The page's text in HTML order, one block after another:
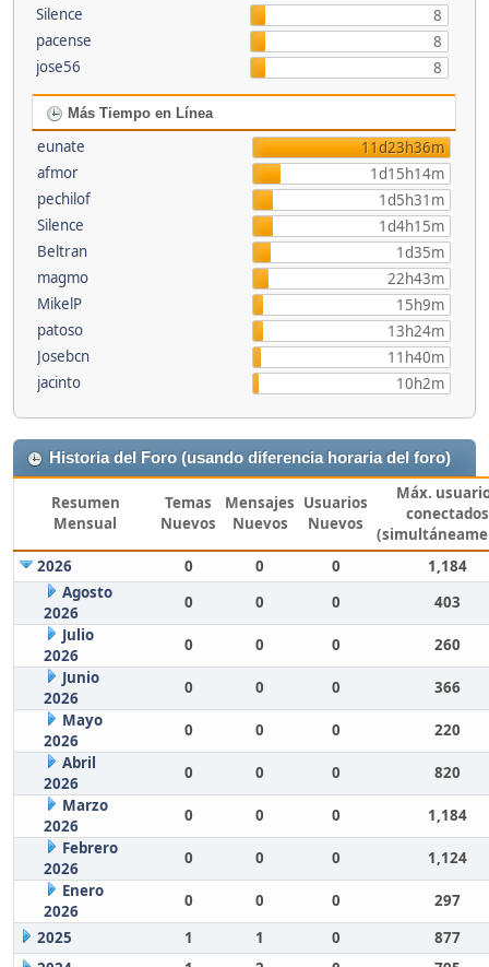
Silence
8
pacense
8
jose56
8
Más Tiempo en Línea
eunate
11d23h36m
afmor
1d15h14m
pechilof
1d5h31m
Silence
1d4h15m
Beltran
1d35m
magmo
22h43m
MikelP
15h9m
patoso
13h24m
Josebcn
11h40m
jacinto
10h2m
Historia del Foro (usando diferencia horaria del foro)
Resumen
Mensual
Temas
Nuevos
Mensajes
Nuevos
Usuarios
Nuevos
Máx.
conectados
2026
0 0 0
1,184
Agosto
2026
0 0 0
403
Julio
2026
0 0 0
260
Junio
2026
0 0 0
366
Mayo
2026
0 0 0
220
Abril
2026
0 0 0
820
Marzo
2026
0 0 0
1,184
Febrero
2026
0 0 0
1,124
Enero
2026
0 0 0
297
2025
1 1 0
877